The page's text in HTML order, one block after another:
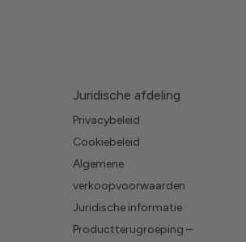
Juridische afdeling
Privacybeleid
Cookiebeleid
Algemene
verkoopvoorwaarden
Juridische informatie
Productterugroeping –